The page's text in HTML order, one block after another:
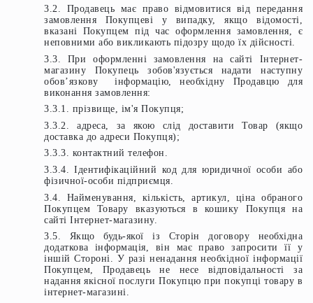
3.2. Продавець має право відмовитися від передання
замовлення Покупцеві у випадку, якщо відомості,
вказані Покупцем під час оформлення замовлення, є
неповними або викликають підозру щодо їх дійсності.
3.3. При оформленні замовлення на сайті Інтернет-
магазину Покупець зобов'язується надати наступну
обов’язкову інформацію, необхідну Продавцю для
виконання замовлення:
3.3.1. прізвище, ім'я Покупця;
3.3.2. адреса, за якою слід доставити Товар (якщо
доставка до адреси Покупця);
3.3.3. контактний телефон.
3.3.4. Ідентифікаційний код для юридичної особи або
фізичної-особи підприємця.
3.4. Найменування, кількість, артикул, ціна обраного
Покупцем Товару вказуються в кошику Покупця на
сайті Інтернет-магазину.
3.5. Якщо будь-якої із Сторін договору необхідна
додаткова інформація, він має право запросити її у
іншій Стороні. У разі ненадання необхідної інформації
Покупцем, Продавець не несе відповідальності за
надання якісної послуги Покупцю при покупці товару в
інтернет-магазині.